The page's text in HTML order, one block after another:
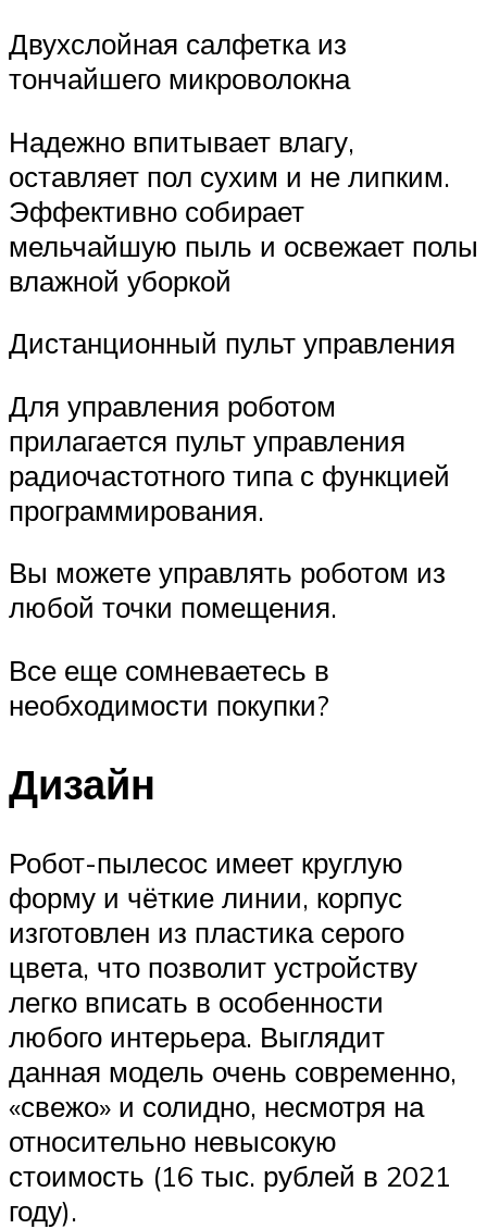
Двухслойная салфетка из
тончайшего микроволокна
Надежно впитывает влагу,
оставляет пол сухим и не липким.
Эффективно собирает
мельчайшую пыль и освежает полы
влажной уборкой
Дистанционный пульт управления
Для управления роботом
прилагается пульт управления
радиочастотного типа с функцией
программирования.
Вы можете управлять роботом из
любой точки помещения.
Все еще сомневаетесь в
необходимости покупки?
Дизайн
Робот-пылесос имеет круглую
форму и чёткие линии, корпус
изготовлен из пластика серого
цвета, что позволит устройству
легко вписать в особенности
любого интерьера. Выглядит
данная модель очень современно,
«свежо» и солидно, несмотря на
относительно невысокую
стоимость (16 тыс. рублей в 2021
году).